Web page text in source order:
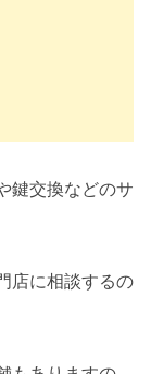
鍵交換などのサ
店に相談するの